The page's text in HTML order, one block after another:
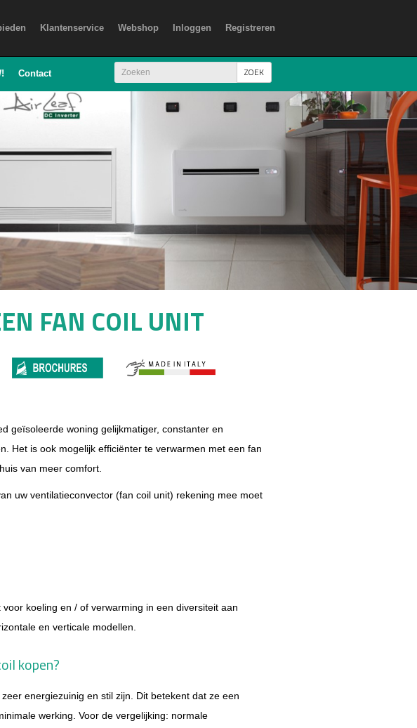
Klantenservice Webshop Inloggen Registreren
Contact ZOEK
FAN COIL UNIT
geïsoleerde woning gelijkmatiger, constanter en
Het is ook mogelijk efficiënter te verwarmen met een fan
van meer comfort.
uw ventilatieconvector (fan coil unit) rekening mee moet
koeling en / of verwarming in een diversiteit aan
en verticale modellen.
kopen?
energiezuinig en stil zijn. Dit betekent dat ze een
werking. Voor de vergelijking: normale